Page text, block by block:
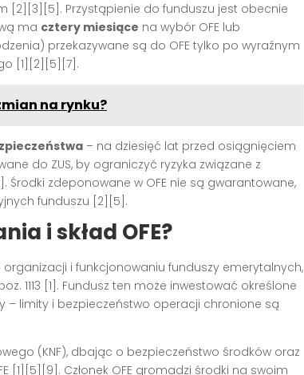
[2][3][5] . Przystąpienie do funduszu jest obecnie
ma cztery miesiące na wybór OFE lub
przekazywane są do OFE tylko po wyraźnym
[1][2][5][7] .
na rynku?
– na dziesięć lat przed osiągnięciem
do ZUS, by ograniczyć ryzyka związane z
. Środki zdeponowane w OFE nie są gwarantowane,
funduszu [2][5] .
i skład OFE?
organizacji i funkcjonowaniu funduszy emerytalnych,
1113 [1] . Fundusz ten może inwestować określone
– limity i bezpieczeństwo operacji chronione są
(KNF), dbając o bezpieczeństwo środków oraz
[1][5][9] . Członek OFE gromadzi środki na swoim